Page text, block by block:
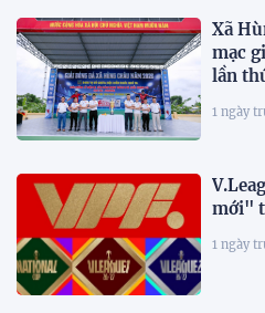
Xã
mạc
lần
1 ngày
mới"
1 ngày